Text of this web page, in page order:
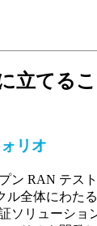
立てる
リオ
ン RAN テス
ル全体にわた
ソリューショ